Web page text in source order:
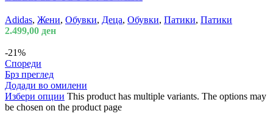
Adidas, Жени, Обувки, Деца, Обувки, Патики, Патики
2.499,00 ден
-21%
Спореди
Брз преглед
Додади во омилени
Избери опции This product has multiple variants. The options may
be chosen on the product page